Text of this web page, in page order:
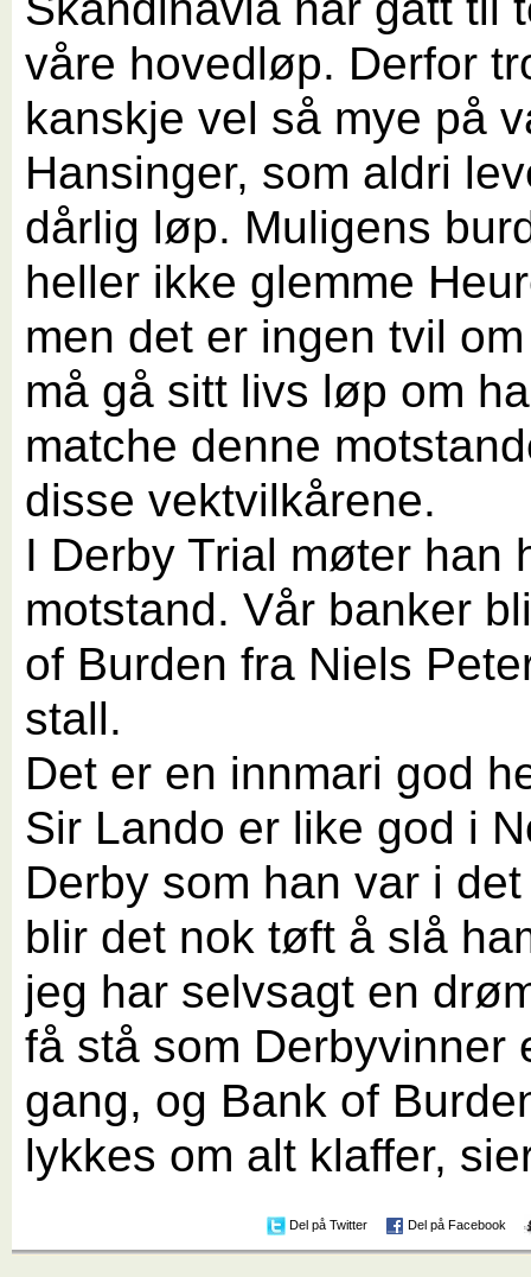
våre hovedløp. Derfor
kanskje vel så mye på
Hansinger, som aldri
dårlig løp. Muligens
heller ikke glemme
men det er ingen tvil
må gå sitt livs løp om
matche denne
disse vektvilkårene.
I Derby Trial møter han
motstand. Vår banker
of Burden fra Niels
stall.
Det er en innmari god
Sir Lando er like god i
Derby som han var i
blir det nok tøft å slå
jeg har selvsagt en
få stå som Derbyvinner
gang, og Bank of
lykkes om alt klaffer,
Del på Twitter Del på Facebook